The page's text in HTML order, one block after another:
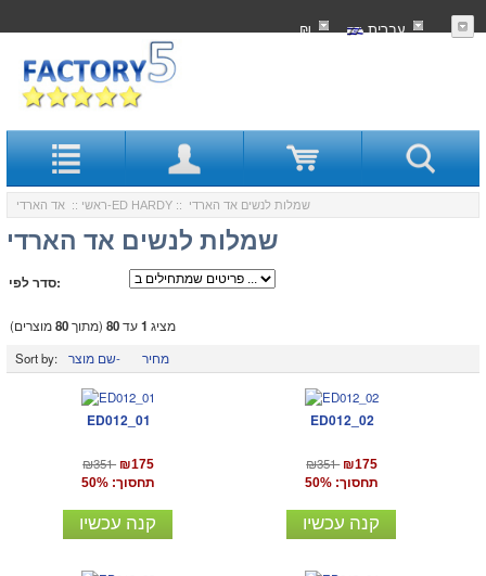
עִברִית ₪
ראשי :: אד הארדי-ED HARDY :: שמלות לנשים אד הארדי
שמלות לנשים אד הארדי
סדר לפי:
מציג 1עד80 (מתוך80מוצרים)
Sort by:
שם מוצר- מחיר
ED012_01
₪351 ₪175
תחסוך: 50%
קנה עכשיו
ED012_02
₪351 ₪175
תחסוך: 50%
קנה עכשיו